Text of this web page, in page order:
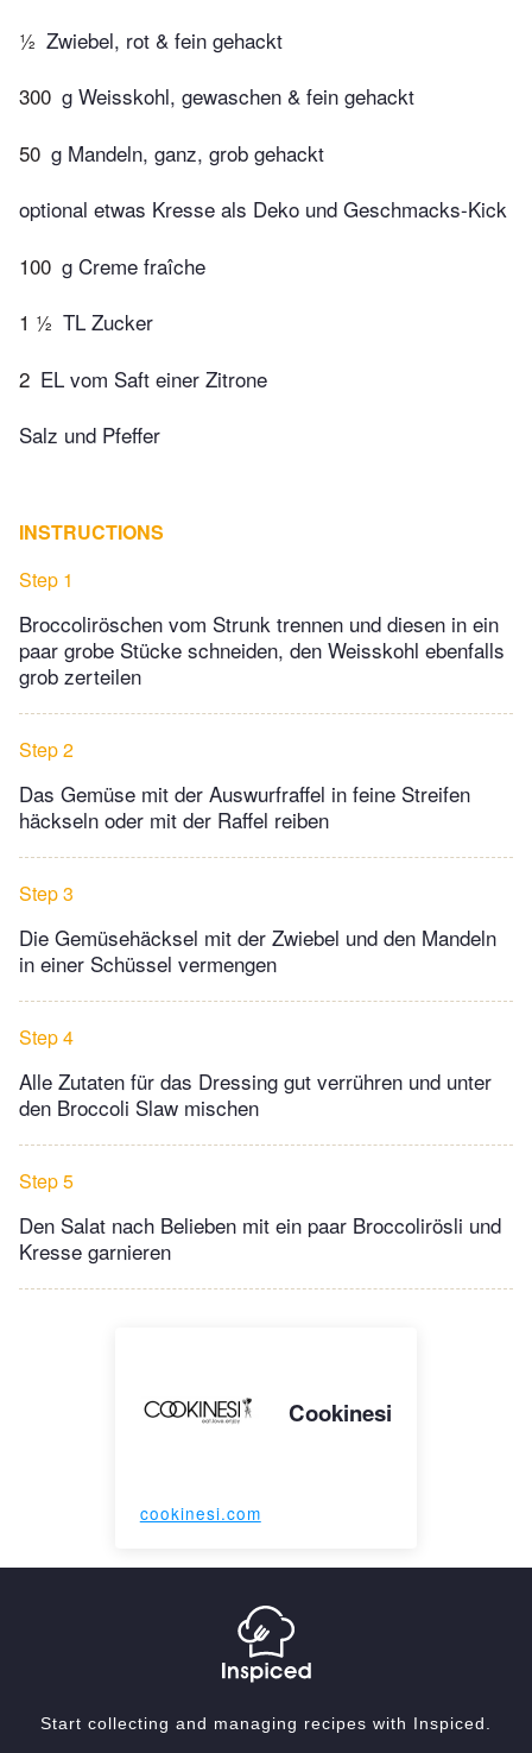
½ Zwiebel, rot & fein gehackt
300 g Weisskohl, gewaschen & fein gehackt
50 g Mandeln, ganz, grob gehackt
optional etwas Kresse als Deko und Geschmacks-Kick
100 g Creme fraîche
1 ½ TL Zucker
2 EL vom Saft einer Zitrone
Salz und Pfeffer
INSTRUCTIONS
Step 1
Broccoliröschen vom Strunk trennen und diesen in ein
paar grobe Stücke schneiden, den Weisskohl ebenfalls
grob zerteilen
Step 2
Das Gemüse mit der Auswurfraffel in feine Streifen
häckseln oder mit der Raffel reiben
Step 3
Die Gemüsehäcksel mit der Zwiebel und den Mandeln
in einer Schüssel vermengen
Step 4
Alle Zutaten für das Dressing gut verrühren und unter
den Broccoli Slaw mischen
Step 5
Den Salat nach Belieben mit ein paar Broccolirösli und
Kresse garnieren
Cookinesi
cookinesi.com
Start collecting and managing recipes with Inspiced.